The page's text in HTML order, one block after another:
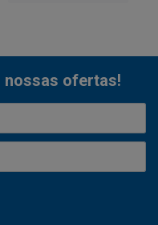
nossas ofertas!